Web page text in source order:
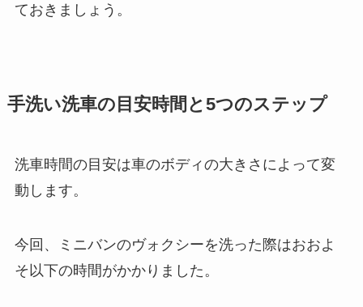
ておきましょう。
手洗い洗車の目安時間と5つのステップ
洗車時間の目安は車のボディの大きさによって変
動します。
今回、ミニバンのヴォクシーを洗った際はおおよ
そ以下の時間がかかりました。